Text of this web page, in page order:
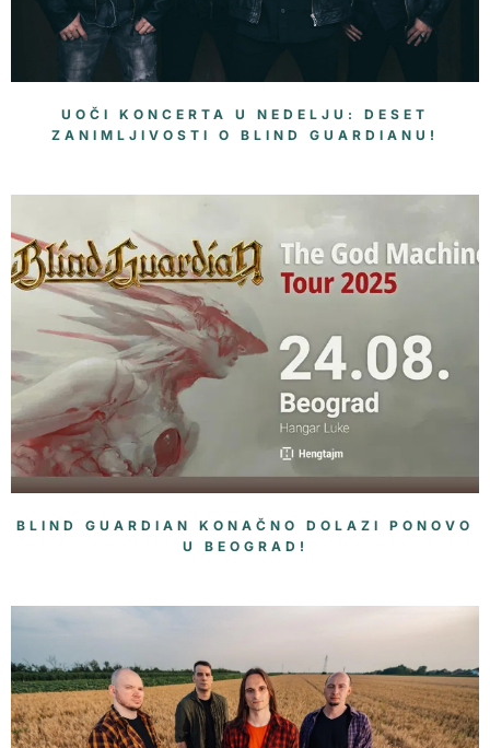
UOČI KONCERTA U NEDELJU: DESET
ZANIMLJIVOSTI O BLIND GUARDIANU!
BLIND GUARDIAN KONAČNO DOLAZI PONOVO
U BEOGRAD!